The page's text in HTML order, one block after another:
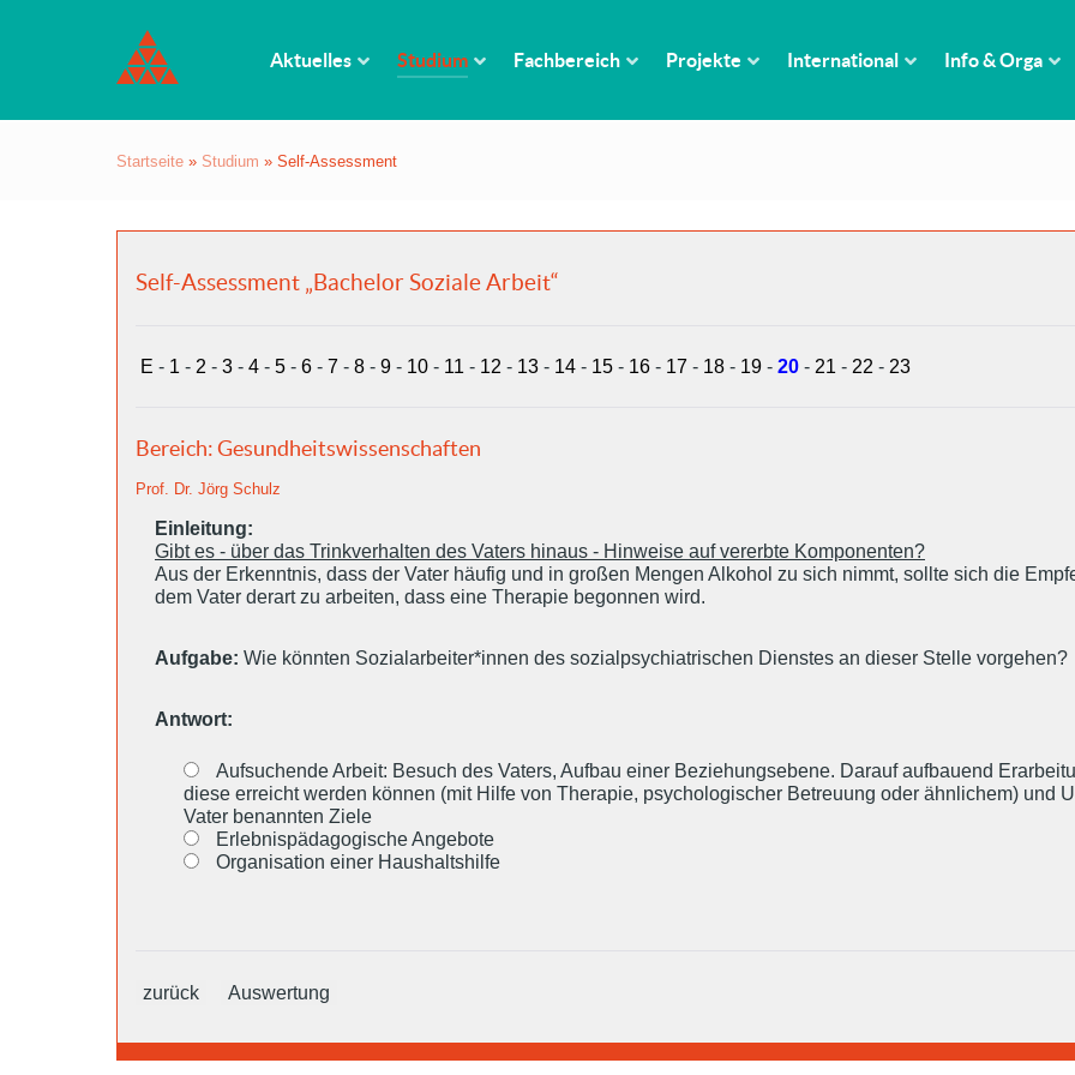
Aktuelles Studium Fachbereich Projekte International Info & Orga
Startseite » Studium » Self-Assessment
Self-Assessment „Bachelor Soziale Arbeit“
E - 1 - 2 - 3 - 4 - 5 - 6 - 7 - 8 - 9 - 10 - 11 - 12 - 13 - 14 - 15 - 16 - 17 - 18 - 19 - 20 - 21 - 22 - 23
Bereich: Gesundheitswissenschaften
Prof. Dr. Jörg Schulz
Einleitung:
Gibt es - über das Trinkverhalten des Vaters hinaus - Hinweise auf vererbte Komponenten?
Aus der Erkenntnis, dass der Vater häufig und in großen Mengen Alkohol zu sich nimmt, sollte sich die
dem Vater derart zu arbeiten, dass eine Therapie begonnen wird.
Aufgabe: Wie könnten Sozialarbeiter*innen des sozialpsychiatrischen Dienstes an dieser Stelle vorgehen?
Antwort:
Aufsuchende Arbeit: Besuch des Vaters, Aufbau einer Beziehungsebene. Darauf aufbauend
diese erreicht werden können (mit Hilfe von Therapie, psychologischer Betreuung oder ähnlichem) und
Vater benannten Ziele
Erlebnispädagogische Angebote
Organisation einer Haushaltshilfe
zurück Auswertung